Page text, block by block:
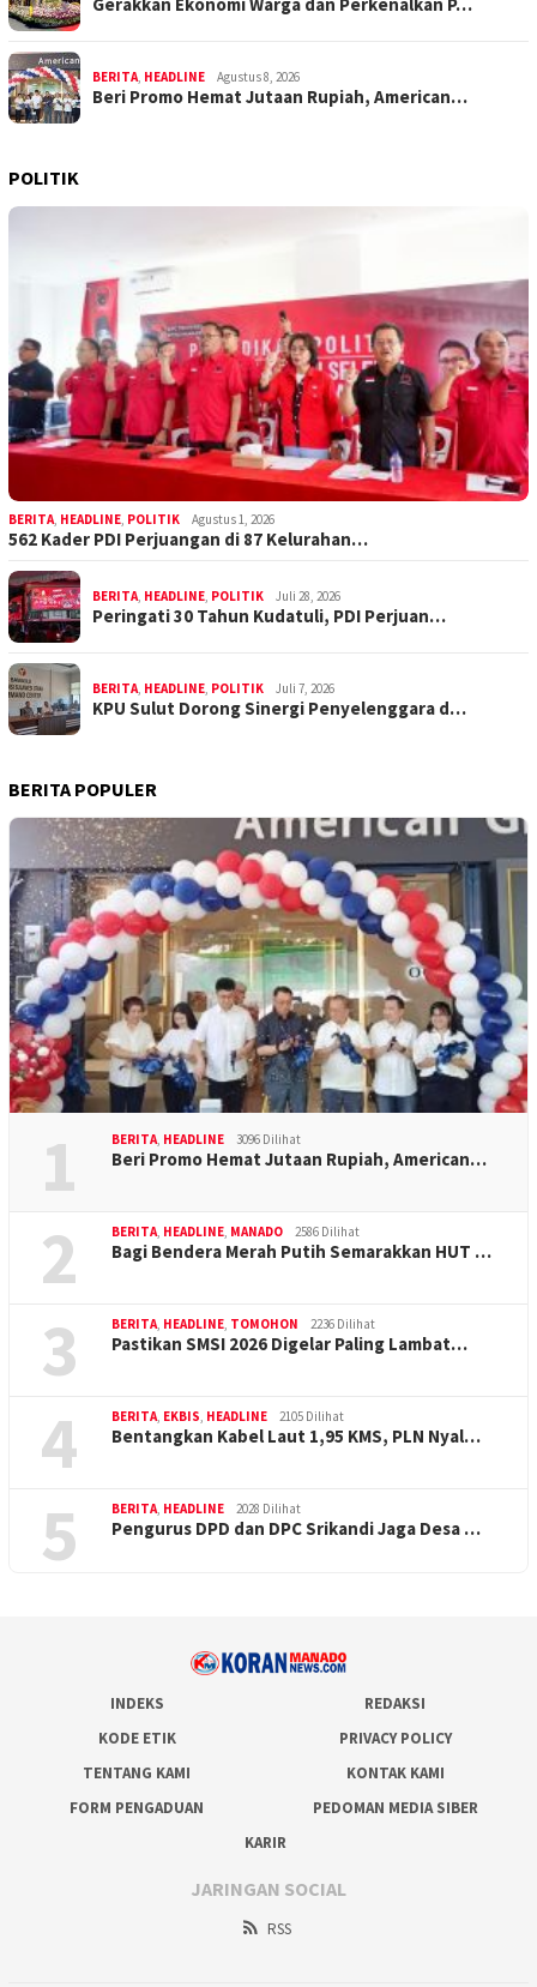
BERITA, HEADLINE Agustus 8, 2026
Beri Promo Hemat Jutaan Rupiah, American…
POLITIK
BERITA, HEADLINE, POLITIK Agustus 1, 2026
562 Kader PDI Perjuangan di 87 Kelurahan…
BERITA, HEADLINE, POLITIK Juli 28, 2026
Peringati 30 Tahun Kudatuli, PDI Perjuan…
BERITA, HEADLINE, POLITIK Juli 7, 2026
KPU Sulut Dorong Sinergi Penyelenggara d…
BERITA POPULER
1 BERITA HEADLINE 3096 Dilihat
Beri Promo Hemat Jutaan Rupiah, American…
2 BERITA HEADLINE MANADO 2586 Dilihat
Bagi Bendera Merah Putih Semarakkan HUT …
3 BERITA HEADLINE TOMOHON 2236 Dilihat
Pastikan SMSI 2026 Digelar Paling Lambat…
4 BERITA EKBIS HEADLINE 2105 Dilihat
Bentangkan Kabel Laut 1,95 KMS, PLN Nyal…
5 BERITA HEADLINE 2028 Dilihat
Pengurus DPD dan DPC Srikandi Jaga Desa …
INDEKS
REDAKSI
KODE ETIK
PRIVACY POLICY
TENTANG KAMI
KONTAK KAMI
FORM PENGADUAN
PEDOMAN MEDIA SIBER
KARIR
JARINGAN SOCIAL
RSS